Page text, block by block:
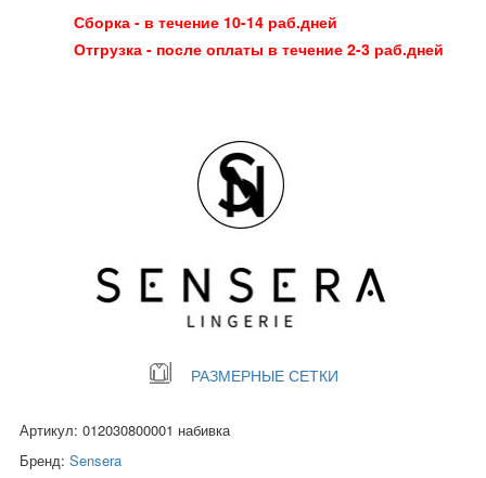
Сборка - в течение 10-14 раб.дней
Отгрузка - после оплаты в течение 2-3 раб.дней
РАЗМЕРНЫЕ СЕТКИ
Артикул: 012030800001 набивка
Бренд: Sensera